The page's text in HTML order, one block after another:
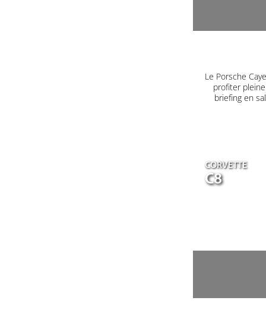
Le Porsche
profiter
briefing en
CORVETTE
C8